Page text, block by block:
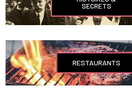
SECRETS
RESTAURANTS